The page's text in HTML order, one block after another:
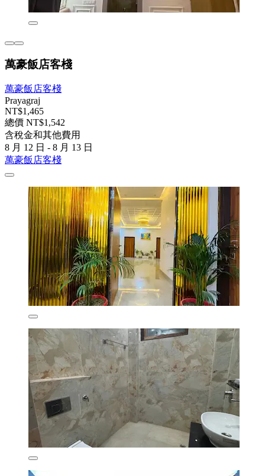
萬豪飯店客棧
萬豪飯店客棧
Prayagraj
NT$1,465
總價 NT$1,542
含稅金和其他費用
8 月 12 日 - 8 月 13 日
萬豪飯店客棧